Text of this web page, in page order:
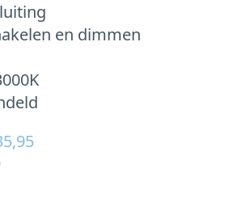
en dimmen